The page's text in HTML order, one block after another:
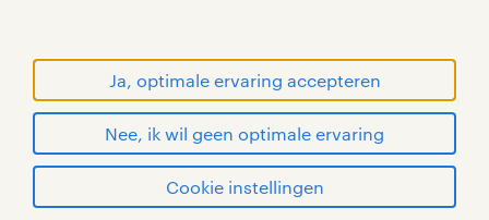
Ja, optimale ervaring accepteren
Nee, ik wil geen optimale ervaring
Cookie instellingen
handelsmerken van Randstad N.V.
© Randstad 2026